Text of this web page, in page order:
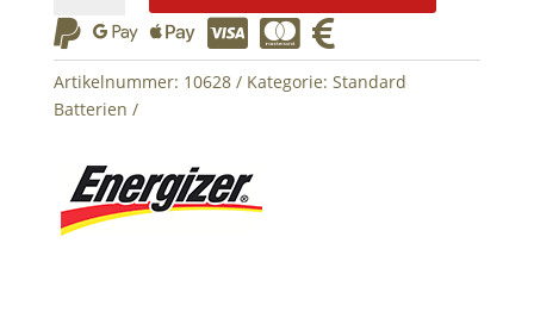
Ultimate
Lithium
4x
Menge
     
Artikelnummer: 10628 Kategorie: Standard
Batterien